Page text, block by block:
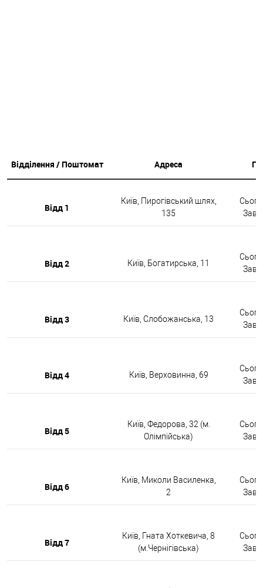
Відділення / Поштомат Адреса
Відд 1
Київ, Пирогівський шлях,
135
Відд 2 Київ, Богатирська, 11
Відд 3 Київ, Слобожанська, 13
Відд 4 Київ, Верховинна, 69
Відд 5
Київ, Федорова, 32 (м.
Олімпійська)
Відд 6
Київ, Миколи Василенка,
2
Відд 7
Київ, Гната Хоткевича, 8
(м.Чернігівська)